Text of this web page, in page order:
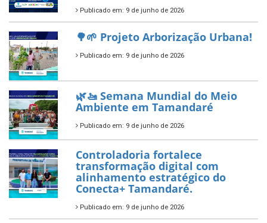
Publicado em: 9 de junho de 2026
🌳🌱 Projeto Arborização Urbana!
Publicado em: 9 de junho de 2026
🌿🚤 Semana Mundial do Meio
Ambiente em Tamandaré
Publicado em: 9 de junho de 2026
Controladoria fortalece
transformação digital com
alinhamento estratégico do
Conecta+ Tamandaré.
Publicado em: 9 de junho de 2026